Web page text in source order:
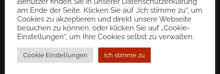
Gemeinde St. Martin im Sulmtal
8543 Sulb 72
am Ende der Seite. Klicken Sie auf „Ich stimme zu“, um
Cookies zu akzeptieren und direkt unsere Webseite
besuchen zu können, oder klicken Sie auf „Cookie-
Einstellungen“, um Ihre Cookies selbst zu verwalten.
Cookie Einstellungen Ich stimme zu